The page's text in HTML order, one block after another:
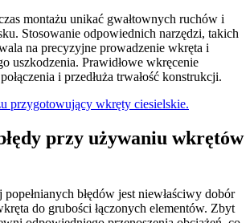
montażu unikać gwałtownych ruchów i
Stosowanie odpowiednich narzędzi, takich
na precyzyjne prowadzenie wkręta i
uszkodzenia. Prawidłowe wkręcenie
i przedłuża trwałość konstrukcji.
przy używaniu wkrętów
popełnianych błędów jest niewłaściwy dobór
do grubości łączonych elementów. Zbyt